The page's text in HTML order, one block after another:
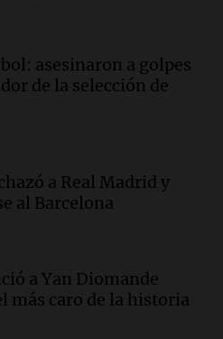
asesinaron a golpes
de la selección de
a Real Madrid y
al Barcelona
a Yan Diomande
más caro de la historia